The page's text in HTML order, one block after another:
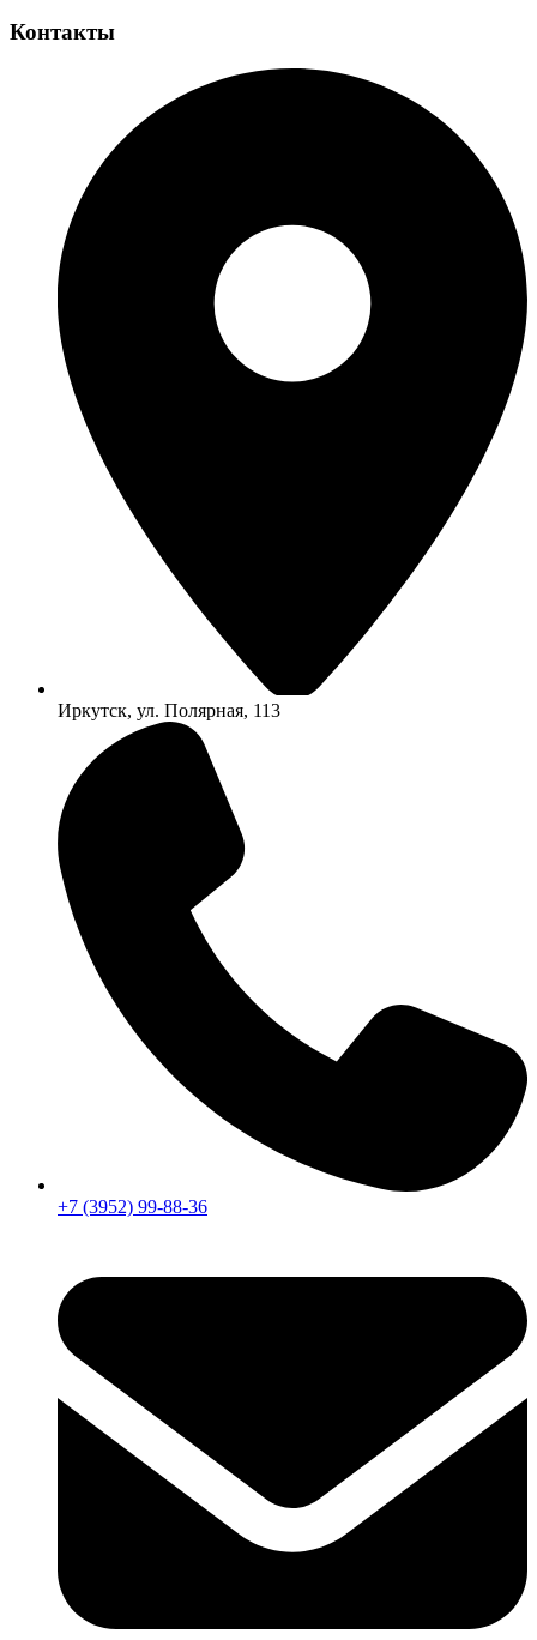
Контакты
Иркутск, ул. Полярная, 113
+7 (3952) 99-88-36